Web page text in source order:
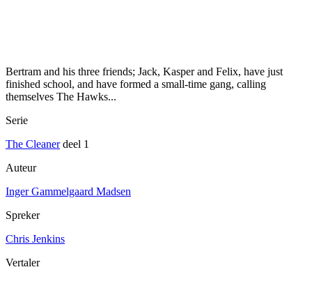
Bertram and his three friends; Jack, Kasper and Felix, have just
finished school, and have formed a small-time gang, calling
themselves The Hawks...
Serie
The Cleanerdeel 1
Auteur
Inger Gammelgaard Madsen
Spreker
Chris Jenkins
Vertaler